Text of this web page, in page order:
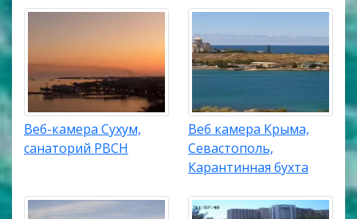
Веб-камера Сухум,
санаторий РВСН
Веб камера Крыма,
Севастополь,
Карантинная бухта